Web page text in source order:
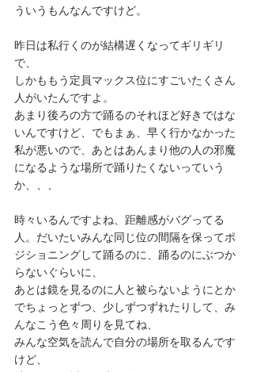
ういうもんなんですけど。
昨日は私行くのが結構遅くなってギリギリ
で、
しかももう定員マックス位にすごいたくさん
人がいたんですよ。
あまり後ろの方で踊るのそれほど好きではな
いんですけど、でもまぁ、早く行かなかった
私が悪いので、あとはあんまり他の人の邪魔
になるような場所で踊りたくないっていう
か、、、
時々いるんですよね、距離感がバグってる
人。だいたいみんな同じ位の間隔を保ってポ
ジショニングして踊るのに、踊るのにぶつか
らないぐらいに、
あとは鏡を見るのに人と被らないようにとか
でちょっとずつ、少しずつずれたりして、み
んなこう色々周りを見てね、
みんな空気を読んで自分の場所を取るんです
けど、